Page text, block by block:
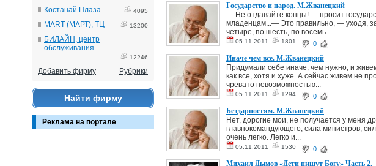
Костанай Плаза 4095
MART (МАРТ), ТЦ 13200
БИЛАЙН, центр
обслуживания
12246
Добавить фирму Рубрики
Найти фирму
Реклама на портале
Государство и народ. М.Жванецкий
— Не отдавайте концы! — просит
младенцам...— Это правильно, — уходя,
четыре, по шесть, по восемь.—...
05.11.2011 1801 0
Иначе чем все. М.Жванецкий
Придумали себе иначе, чем нужно, и
как все, хотя и хуже. А сейчас живем не
чревато невозможностью...
05.11.2011 1294 0
Бездарностям. М.Жванецкий
Нет, дорогие мои, не получается у меня
главнокомандующего, сила министров,
очень легко. Легко и...
05.11.2011 1530 0
Михаил Дымов «Дети пишут Богу» Часть 2.